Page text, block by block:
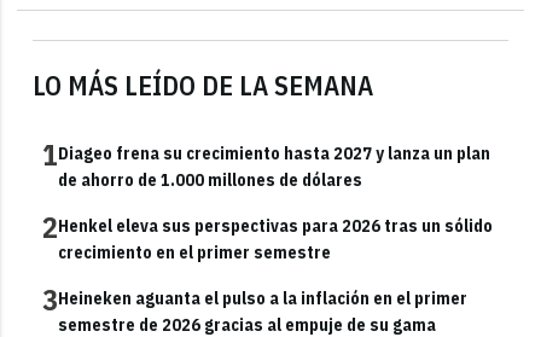
LO MÁS LEÍDO DE LA SEMANA
1Diageo frena su crecimiento hasta 2027 y lanza un plan
de ahorro de 1.000 millones de dólares
2Henkel eleva sus perspectivas para 2026 tras un sólido
crecimiento en el primer semestre
3Heineken aguanta el pulso a la inflación en el primer
semestre de 2026 gracias al empuje de su gama